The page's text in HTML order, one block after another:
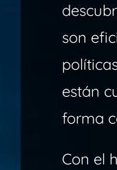
son
están
forma
Con el